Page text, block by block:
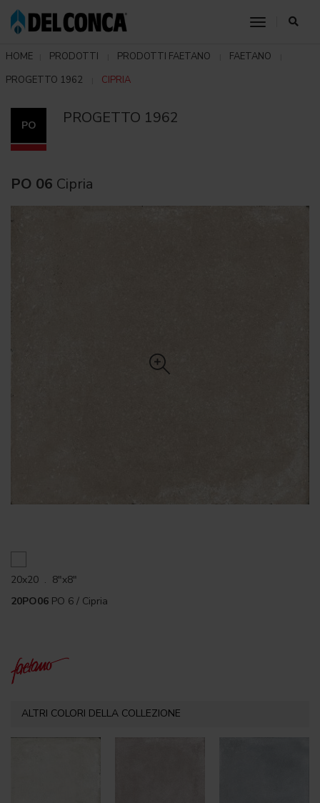
toggle
HOME PRODOTTI PRODOTTI FAETANO
FAETANO
PROGETTO 1962
CIPRIA
PO PROGETTO 1962
PO 06 Cipria
20x20 . 8"x8"
20PO06 PO 6 / Cipria
ALTRI COLORI DELLA COLLEZIONE